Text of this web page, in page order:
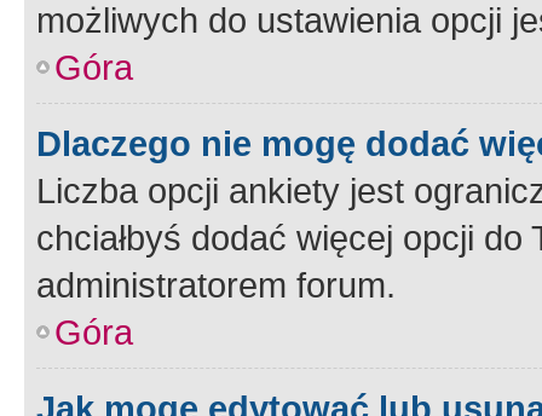
możliwych do ustawienia opcji
Góra
Dlaczego nie mogę dodać
Liczba opcji ankiety jest
chciałbyś dodać więcej opcji
administratorem forum.
Góra